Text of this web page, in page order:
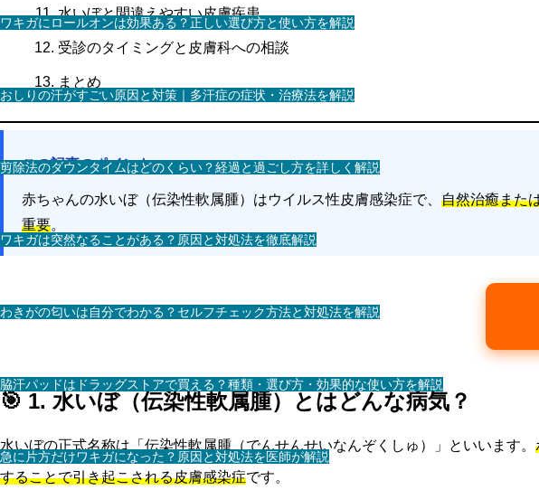
ワキガにロールオンは効果ある？正しい選び方と使い方を解説
おしりの汗がすごい原因と対策｜多汗症の症状・治療法を解説
剪除法のダウンタイムはどのくらい？経過と過ごし方を詳しく解説
ワキガは突然なることがある？原因と対処法を徹底解説
わきがの匂いは自分でわかる？セルフチェック方法と対処法を解説
脇汗パッドはドラッグストアで買える？種類・選び方・効果的な使い方を解説
急に片方だけワキガになった？原因と対処法を医師が解説
水いぼと間違えやすい皮膚疾患
受診のタイミングと皮膚科への相談
まとめ
この記事のポイント
赤ちゃんの水いぼ（伝染性軟属腫）はウイルス性皮膚感染症で、 自然治癒また
重要。
🎯 1. 水いぼ（伝染性軟属腫）とはどんな病気？
水いぼの正式名称は「伝染性軟属腫（でんせんせいなんぞくしゅ）」といいます。
することで引き起こされる皮膚感染症です。